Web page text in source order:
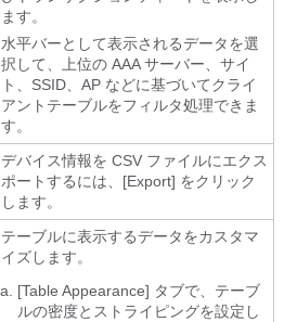
ます。
水平バーとして表示されるデータを選
択して、上位の AAA サーバー、サイ
ト、SSID、AP などに基づいてクライ
アントテーブルをフィルタ処理できま
す。
デバイス情報を CSV ファイルにエクス
ポートするには、[Export] をクリック
します。
テーブルに表示するデータをカスタマ
イズします。
[Table Appearance] タブで、テーブ
ルの密度とストライピングを設定し